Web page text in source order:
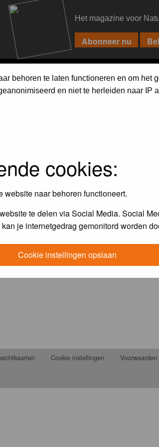
Het magazine voor
behoren te laten functioneren en om het
en niet te herleiden naar IP
cookies:
website naar behoren functioneert.
te delen via Social Media. Social
je internetgedrag gemonitord worden
Cookie instellingen opslaan
log in.
Cookie instellingen Voorwaarden